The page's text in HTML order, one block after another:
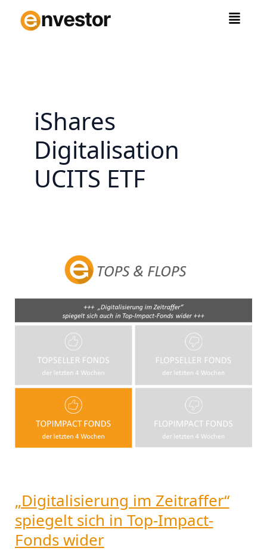
Inhalt
springen
iShares
Digitalisation
UCITS ETF
„Digitalisierung im Zeitraffer“
spiegelt sich in Top-Impact-
Fonds wider
sich
Fonds